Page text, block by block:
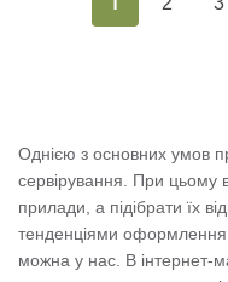
Однією з основних умов
сервірування. При цьому
прилади, а підібрати їх
тенденціями
можна у нас. В інтернет-